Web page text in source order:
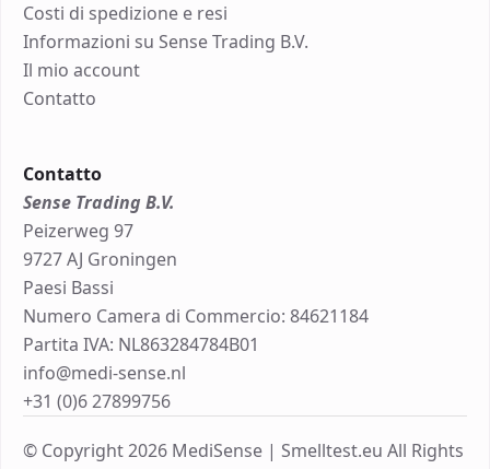
Costi di spedizione e resi
Informazioni su Sense Trading B.V.
Il mio account
Contatto
Contatto
Sense Trading B.V.
Peizerweg 97
9727 AJ Groningen
Paesi Bassi
Numero Camera di Commercio: 84621184
Partita IVA: NL863284784B01
info@medi-sense.nl
+31 (0)6 27899756
© Copyright 2026 MediSense | Smelltest.eu All Rights